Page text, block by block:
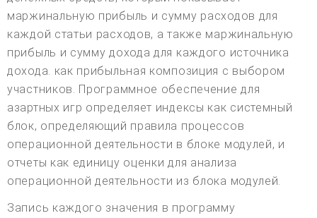
маржинальную прибыль и сумму расходов для
каждой статьи расходов, а также маржинальную
прибыль и сумму дохода для каждого источника
дохода. как прибыльная композиция с выбором
участников. Программное обеспечение для
азартных игр определяет индексы как системный
блок, определяющий правила процессов
операционной деятельности в блоке модулей, и
отчеты как единицу оценки для анализа
операционной деятельности из блока модулей.
Запись каждого значения в программу